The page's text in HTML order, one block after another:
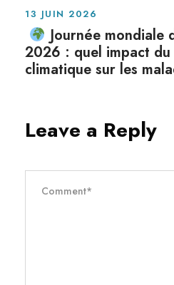
13 JUIN 2026
Journée mondiale
2026 : quel impact du
climatique sur les
Leave a Reply